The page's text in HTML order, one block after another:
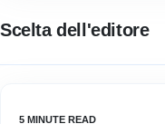
Scelta dell'editore